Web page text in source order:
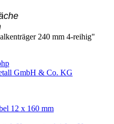
240 mm 4-reihig"
GmbH & Co. KG
12 x 160 mm